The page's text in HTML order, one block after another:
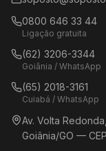
0800 646 33 44
Ligação gratuita
(62) 3206-3344
Goiânia / WhatsApp
(65) 2018-3161
Cuiabá / WhatsApp
Av. Volta
Goiânia/GO —